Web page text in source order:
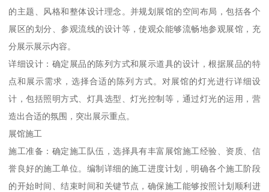
的主题、风格和整体设计理念。并规划展馆的空间布局，包括各个
展区的划分、参观流线的设计等，使观众能够流畅地参观展馆，充
分展示展示内容。
详细设计：确定展品的陈列方式和展示道具的设计，根据展品的特
点和展示需求，选择合适的陈列方式。对展馆的灯光进行详细设
计，包括照明方式、灯具选型、灯光控制等，通过灯光的运用，营
造出合适的氛围，突出展示重点。
展馆施工
施工准备：确定施工队伍，选择具有丰富展馆施工经验、资质、信
誉良好的施工单位。编制详细的施工进度计划，明确各个施工阶段
的开始时间、结束时间和关键节点，确保施工能够按照计划顺利进